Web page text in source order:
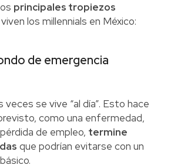
principales tropiezos
los millennials en México:
de emergencia
veces se vive “al día”. Esto hace
como una enfermedad,
de empleo, termine
que podrían evitarse con un